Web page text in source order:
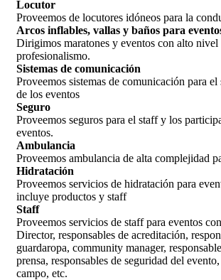
Locutor
Proveemos de locutores idóneos para la
Arcos inflables, vallas y baños para
Dirigimos maratones y eventos con alto nivel
profesionalismo.
Sistemas de comunicación
Proveemos sistemas de comunicación para
de los eventos
Seguro
Proveemos seguros para el staff y los
eventos.
Ambulancia
Proveemos ambulancia de alta complejidad
Hidratación
Proveemos servicios de hidratación para
incluye productos y staff
Staff
Proveemos servicios de staff para eventos
Director, responsables de acreditación,
guardaropa, community manager,
prensa, responsables de seguridad del
campo, etc.